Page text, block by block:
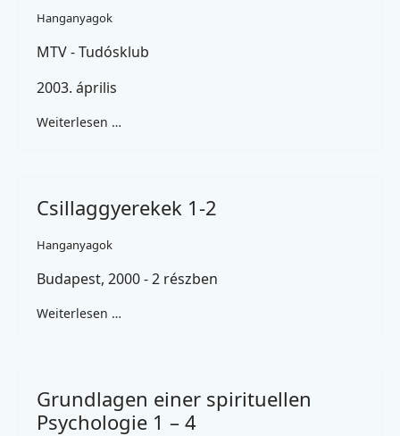
Hanganyagok
MTV - Tudósklub
2003. április
Weiterlesen …
Csillaggyerekek 1-2
Hanganyagok
Budapest, 2000 - 2 részben
Weiterlesen …
Grundlagen einer spirituellen
Psychologie 1 – 4